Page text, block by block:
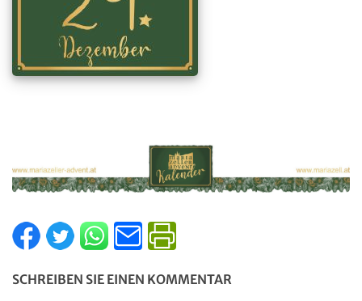
SCHREIBEN SIE EINEN KOMMENTAR